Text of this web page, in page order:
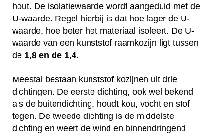
hout. De isolatiewaarde wordt aangeduid met de
U-waarde. Regel hierbij is dat hoe lager de U-
waarde, hoe beter het materiaal isoleert. De U-
waarde van een kunststof raamkozijn ligt tussen
de 1,8 en de 1,4.
Meestal bestaan kunststof kozijnen uit drie
dichtingen. De eerste dichting, ook wel bekend
als de buitendichting, houdt kou, vocht en stof
tegen. De tweede dichting is de middelste
dichting en weert de wind en binnendringend